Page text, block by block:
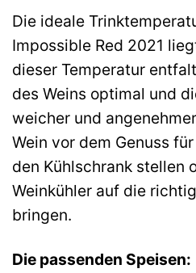
Die ideale
Impossible Red 2021
dieser Temperatur
des Weins optimal und
weicher und
Wein vor dem Genuss
den Kühlschrank stellen
Weinkühler auf die
bringen.
Die passenden Speisen: